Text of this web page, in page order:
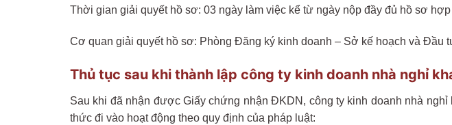
Thời gian giải quyết hồ sơ: 03 ngày làm việc kể từ ngày nộp đầy đủ hồ sơ
Cơ quan giải quyết hồ sơ: Phòng Đăng ký kinh doanh – Sở kế hoạch và Đầu
Thủ tục sau khi thành lập công ty kinh doanh nhà nghỉ
Sau khi đã nhận được Giấy chứng nhận ĐKDN, công ty kinh doanh nhà
thức đi vào hoạt động theo quy định của pháp luật: